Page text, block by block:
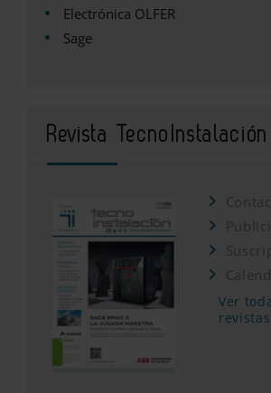
Electrónica OLFER
Sage
Revista TecnoInstalación
Ver
revistas